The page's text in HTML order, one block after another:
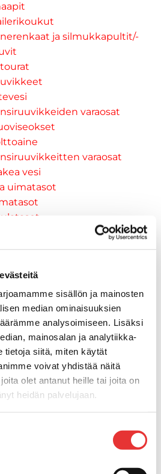
sisällön ja mainosten
median ominaisuuksien
analysoimiseen. Lisäksi
mainosalan ja analytiikka-
tietoja siitä, miten käytät
voivat yhdistää näitä
olet antanut heille tai joita on
heidän palvelujaan.
ja silmukkapultit/-
varaosat
varaosat
vesi
uimatasot
sisustus ja astiat
ja -tuolinjalat
Pöydät ja istuimet
Venetuolit
Tuolinjalat
Tuolit
ikkunat ja verhot